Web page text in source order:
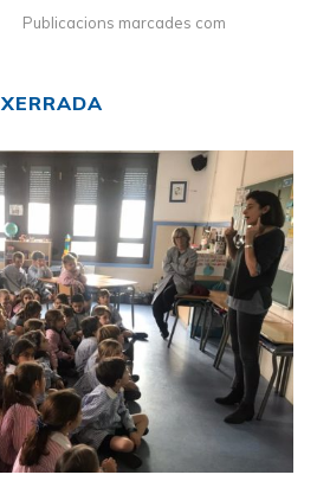
Publicacions marcades com
XERRADA